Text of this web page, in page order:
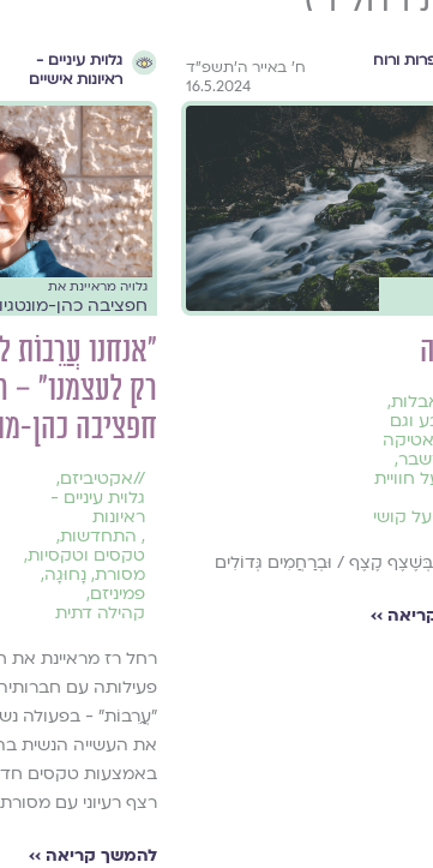
ורוח
ח׳ באייר ה׳תשפ״ד
16.5.2024
,
וגם
,
חוויית
קושי
קֶצֶף / וּבְרַחֲמִים גְּדוֹלִים
››
גלוית עיניים -
ראיונות אישיים
גלויה מראיינת את
חפציבה כהן-מונטגיו
״אנחנו עֲרֵבוֹת
רק לעצמנו״ –
חפציבה כהן-
//אקטיביזם,
גלוית עיניים -
ראיונות
, התחדשות,
טקסים וטקסיות,
מסורת, נָחוּגָה,
פמיניזם,
קהילה דתית
רחל רז מראיינת את
פעילותה עם
״עֲרֵבוֹת״ - בפעולה
את העשייה הנשית
באמצעות טקסים
רצף רעיוני עם
להמשך קריאה ››